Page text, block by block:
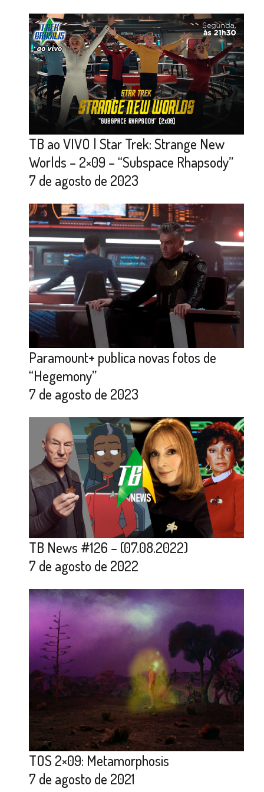
TB ao VIVO | Star Trek: Strange New
Worlds – 2×09 – “Subspace Rhapsody”
7 de agosto de 2023
Paramount+ publica novas fotos de
“Hegemony”
7 de agosto de 2023
TB News #126 – (07.08.2022)
7 de agosto de 2022
TOS 2×09: Metamorphosis
7 de agosto de 2021